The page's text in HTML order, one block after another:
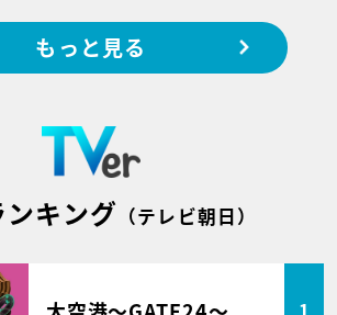
もっと見る
キング （テレビ朝日）